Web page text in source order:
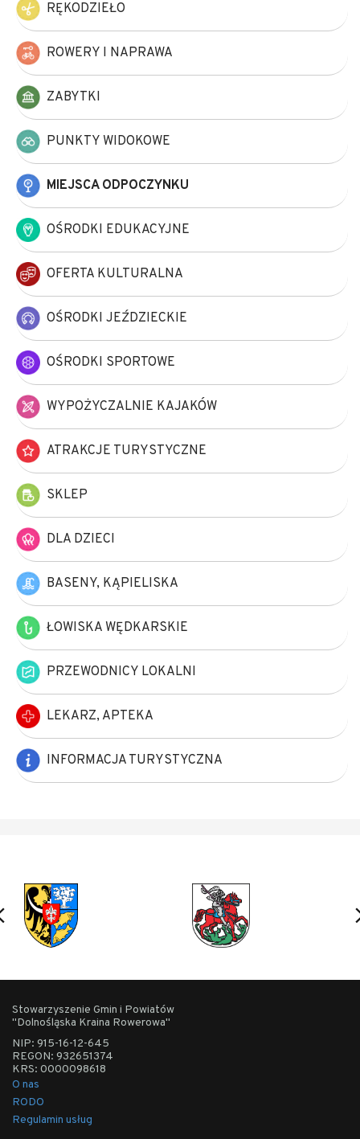
RĘKODZIEŁO
ROWERY I NAPRAWA
ZABYTKI
PUNKTY WIDOKOWE
MIEJSCA ODPOCZYNKU
OŚRODKI EDUKACYJNE
OFERTA KULTURALNA
OŚRODKI JEŹDZIECKIE
OŚRODKI SPORTOWE
WYPOŻYCZALNIE KAJAKÓW
ATRAKCJE TURYSTYCZNE
SKLEP
DLA DZIECI
BASENY, KĄPIELISKA
ŁOWISKA WĘDKARSKIE
PRZEWODNICY LOKALNI
LEKARZ, APTEKA
INFORMACJA TURYSTYCZNA
Stowarzyszenie Gmin i Powiatów
"Dolnośląska Kraina Rowerowa"
NIP: 915-16-12-645
REGON: 932651374
KRS: 0000098618
O nas
RODO
Regulamin usług